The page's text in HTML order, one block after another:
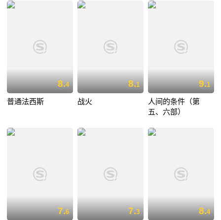
8.4
普通法西斯
8.1
战火
9.1
人间的条件（第
五、六部）
7.6 7.3 8.4